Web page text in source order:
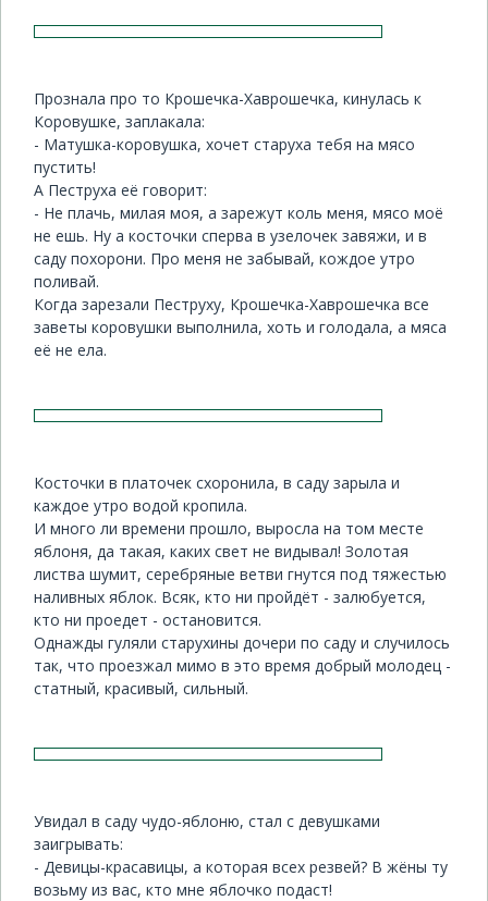
Прознала про то Крошечка-Хаврошечка, кинулась к
Коровушке, заплакала:
- Матушка-коровушка, хочет старуха тебя на мясо
пустить!
А Пеструха её говорит:
- Не плачь, милая моя, а зарежут коль меня, мясо моё
не ешь. Ну а косточки сперва в узелочек завяжи, и в
саду похорони. Про меня не забывай, кождое утро
поливай.
Когда зарезали Пеструху, Крошечка-Хаврошечка все
заветы коровушки выполнила, хоть и голодала, а мяса
её не ела.
Косточки в платочек схоронила, в саду зарыла и
каждое утро водой кропила.
И много ли времени прошло, выросла на том месте
яблоня, да такая, каких свет не видывал! Золотая
листва шумит, серебряные ветви гнутся под тяжестью
наливных яблок. Всяк, кто ни пройдёт - залюбуется,
кто ни проедет - остановится.
Однажды гуляли старухины дочери по саду и случилось
так, что проезжал мимо в это время добрый молодец -
статный, красивый, сильный.
Увидал в саду чудо-яблоню, стал с девушками
заигрывать:
- Девицы-красавицы, а которая всех резвей? В жёны ту
возьму из вас, кто мне яблочко подаст!